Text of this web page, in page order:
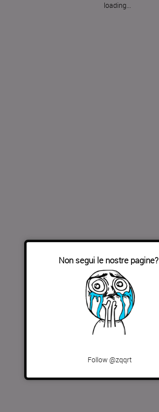
loading...
Non segui le nostre pagine?
Follow @zqqrt